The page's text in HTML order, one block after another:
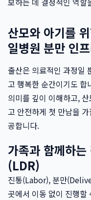
산모와 아기를
일병원 분만 인
출산은 의료적인 과정일
고 행복한 순간이기도 합
의미를 깊이 이해하고,
고 안전하게 첫 만남을
공합니다.
가족과 함께하
(LDR)
진통(Labor), 분만
곳에서 이동 없이 진행할